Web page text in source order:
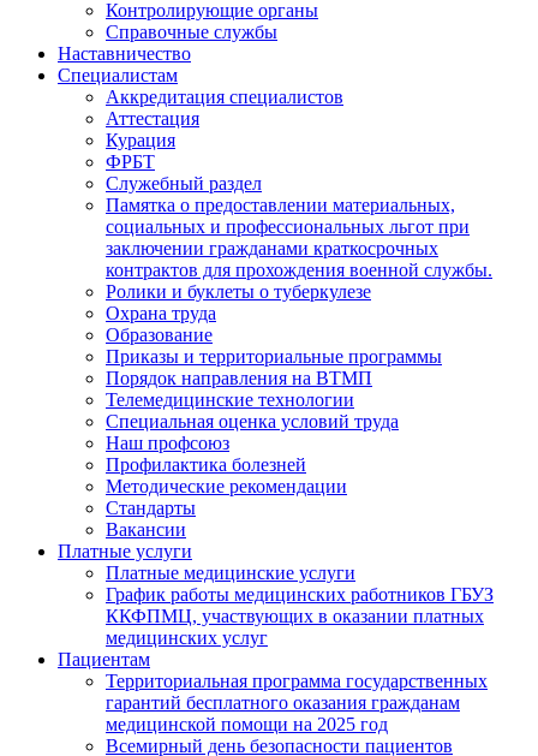
Контролирующие органы
Справочные службы
Наставничество
Специалистам
Аккредитация специалистов
Аттестация
Курация
ФРБТ
Служебный раздел
Памятка о предоставлении материальных,
социальных и профессиональных льгот при
заключении гражданами краткосрочных
контрактов для прохождения военной службы.
Ролики и буклеты о туберкулезе
Охрана труда
Образование
Приказы и территориальные программы
Порядок направления на ВТМП
Телемедицинские технологии
Специальная оценка условий труда
Наш профсоюз
Профилактика болезней
Методические рекомендации
Стандарты
Вакансии
Платные услуги
Платные медицинские услуги
График работы медицинских работников ГБУЗ
ККФПМЦ, участвующих в оказании платных
медицинских услуг
Пациентам
Территориальная программа государственных
гарантий бесплатного оказания гражданам
медицинской помощи на 2025 год
Всемирный день безопасности пациентов